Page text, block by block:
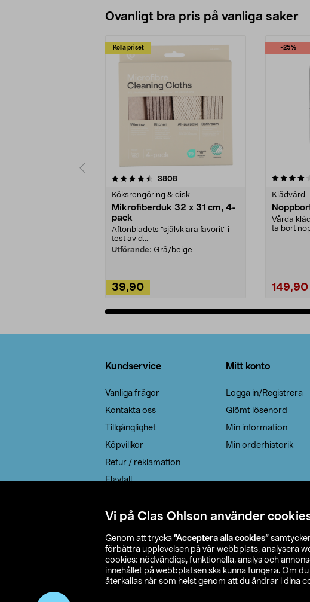
Vi på Clas Ohlson använder
Genom att trycka ”Acceptera alla cookies”
förbättra upplevelsen på vår webbplats, analysera
cookies: nödvändiga, funktionella, analys och
innehållet på webbplatsen ska kunna fungera. Om
återkallas när som helst genom att du ändrar i dina
Ovanligt bra pris på vanliga saker
Kolla priset
3808recensioner
Köksrengöring & disk
Mikrofiberduk 32 x 31 cm, 4-
pack
Aftonbladets "självklara favorit” i
test av d...
Utförande: Grå/beige
39,90
-25%
4.0av 5 stjärnor
Klädvård
Vårda
ta bort
149,90
Kundservice
Vanliga frågor
Kontakta oss
Tillgänglighet
Köpvillkor
Retur / reklamation
Elavfall
Leveransalternativ
Mitt konto
Logga in/Registrera
Glömt lösenord
Min information
Min orderhistorik